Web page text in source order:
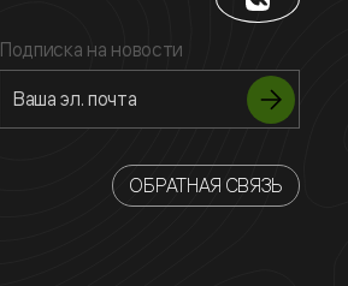
Подписка на новости
ОБРАТНАЯ СВЯЗЬ